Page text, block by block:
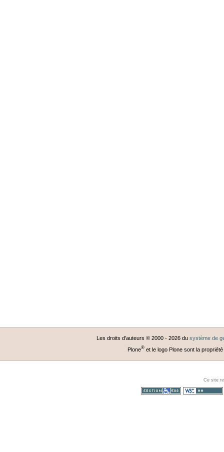
Les droits d'auteurs © 2000 - 2026 du système de
Plone®et le logo Plone sont la
Ce site